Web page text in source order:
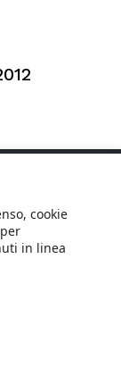
cookie
in linea